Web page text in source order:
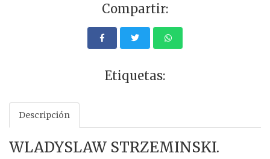
Compartir:
Etiquetas:
Descripción
WLADYSLAW STRZEMINSKI.